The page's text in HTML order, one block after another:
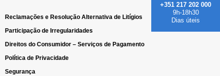
+351 217 202 000
9h-18h30
Dias úteis
Reclamações e Resolução Alternativa de Litígios
Participação de Irregularidades
Direitos do Consumidor – Serviços de Pagamento
Política de Privacidade
Segurança